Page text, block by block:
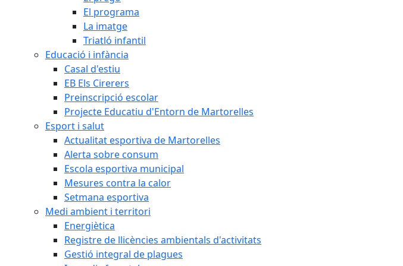
El programa
La imatge
Triatló infantil
Educació i infància
Casal d'estiu
EB Els Cirerers
Preinscripció escolar
Projecte Educatiu d'Entorn de Martorelles
Esport i salut
Actualitat esportiva de Martorelles
Alerta sobre consum
Escola esportiva municipal
Mesures contra la calor
Setmana esportiva
Medi ambient i territori
Energiètica
Registre de llicències ambientals d'activitats
Gestió integral de plagues